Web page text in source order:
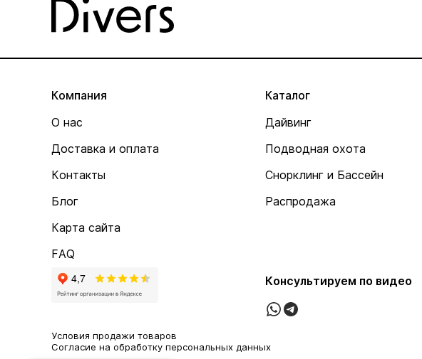
Компания
О нас
Доставка и оплата
Контакты
Блог
Карта сайта
FAQ
Каталог
Дайвинг
Подводная охота
Снорклинг и Бассейн
Распродажа
Консультируем по видео
Условия продажи товаров
Согласие на обработку персональных данных